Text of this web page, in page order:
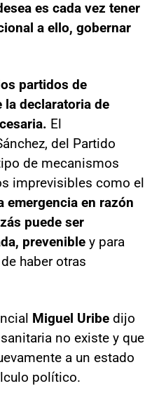
es cada vez tener
a ello, gobernar
partidos de
la declaratoria de
El
del Partido
de mecanismos
imprevisibles como el
emergencia en razón
puede ser
prevenible y para
haber otras
Miguel Uribe dijo
no existe y que
a un estado
político.